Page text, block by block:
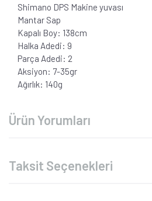
Shimano DPS Makine yuvası
Mantar Sap
Kapalı Boy: 138cm
Halka Adedi: 9
Parça Adedi: 2
Aksiyon: 7-35gr
Ağırlık: 140g
Ürün Yorumları
Taksit Seçenekleri